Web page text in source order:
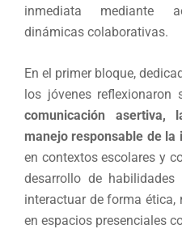
inmediata mediante
dinámicas colaborativas.
En el primer bloque,
los jóvenes
comunicación
manejo responsable de la
en contextos escolares y
desarrollo de
interactuar de forma ética,
en espacios presenciales